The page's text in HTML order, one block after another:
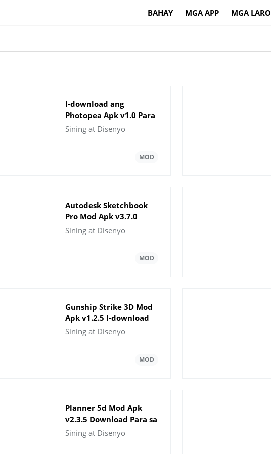
BAHAY MGA APP MGA LARO
I-download ang
Photopea Apk v1.0 Para
sa Android 2021
Sining at Disenyo
Autodesk Sketchbook
Pro Mod Apk v3.7.0
Download
Sining at Disenyo
Gunship Strike 3D Mod
Apk v1.2.5 I-download
ang Walang limitasyong
Sining at Disenyo
Planner 5d Mod Apk
v2.3.5 Download Para sa
Android
Sining at Disenyo